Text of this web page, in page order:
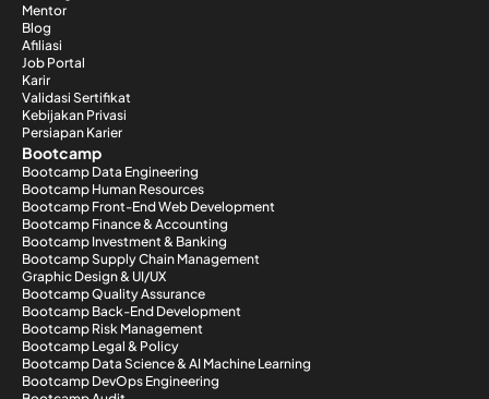
Mentor
Blog
Afiliasi
Job Portal
Karir
Validasi Sertifikat
Kebijakan Privasi
Persiapan Karier
Bootcamp
Bootcamp Data Engineering
Bootcamp Human Resources
Bootcamp Front-End Web Development
Bootcamp Finance & Accounting
Bootcamp Investment & Banking
Bootcamp Supply Chain Management
Graphic Design & UI/UX
Bootcamp Quality Assurance
Bootcamp Back-End Development
Bootcamp Risk Management
Bootcamp Legal & Policy
Bootcamp Data Science & AI Machine Learning
Bootcamp DevOps Engineering